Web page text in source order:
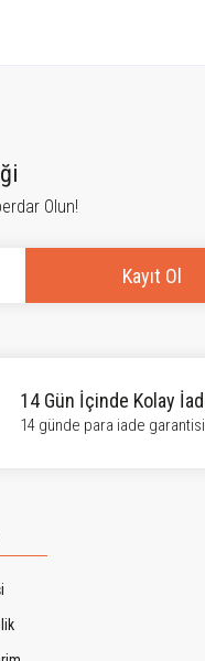
Olun!
Kayıt Ol
14 Gün İçinde Kolay
14 günde para iade garantisi